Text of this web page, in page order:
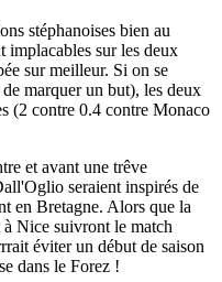
stéphanoises bien au
implacables sur les deux
sur meilleur. Si on se
marquer un but), les deux
(2 contre 0.4 contre Monaco
et avant une trêve
seraient inspirés de
en Bretagne. Alors que la
Nice suivront le match
éviter un début de saison
dans le Forez !